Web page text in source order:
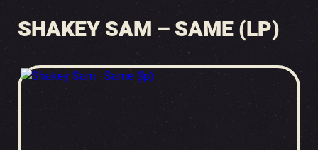
SHAKEY SAM – SAME (LP)